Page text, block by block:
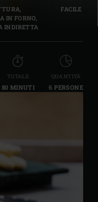
IN FORNO,
INDIRETTA
FACILE
TOTALE
80 MINUTI
QUANTITÀ
6 PERSONE